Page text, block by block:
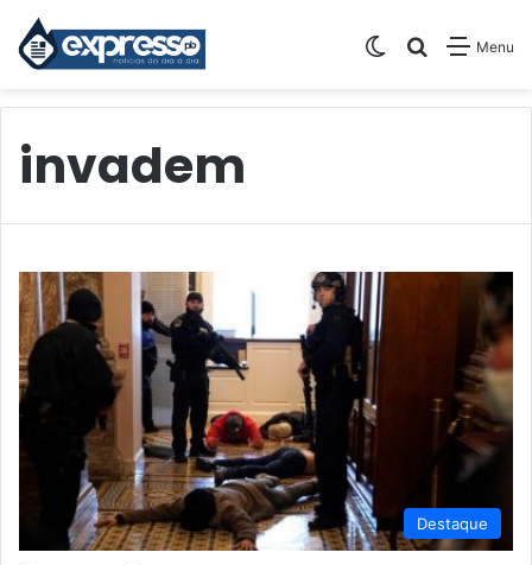
Menu
Pesquisar
Switch skin
invadem
Destaque